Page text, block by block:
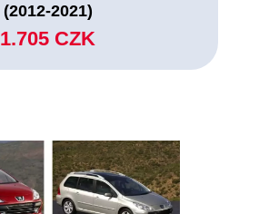
(2012-2021)
1.705 CZK